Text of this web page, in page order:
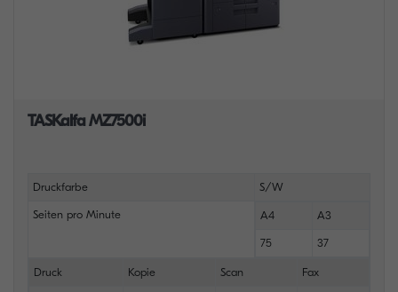
TASKalfa MZ7500i
Druckfarbe S/W
Seiten pro Minute A4 A3
75 37
Druck Kopie Scan Fax